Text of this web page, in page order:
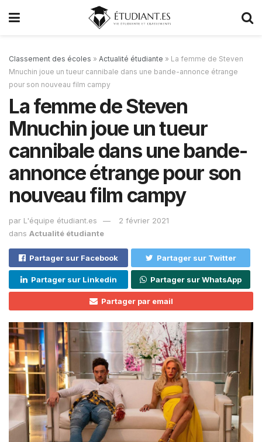
Classement des écoles » Actualité étudiante » La femme de Steven
Mnuchin joue un tueur cannibale dans une bande-annonce étrange
pour son nouveau film campy
La femme de Steven
Mnuchin joue un tueur
cannibale dans une bande-
annonce étrange pour son
nouveau film campy
par L'équipe étudiant.es
2 février 2021
dans Actualité étudiante
Partager sur Facebook Partager sur Twitter
Partager sur Linkedin Partager sur WhatsApp
Partager par email